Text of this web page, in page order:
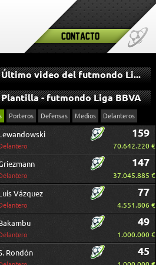
Contacto
Último video del futmondo Liga BBVA
Plantilla - futmondo Liga BBVA
Porteros Defensas Medios Delanteros
159
70.642.220 €
147
37.045.885 €
Vázquez 77
4.551.806 €
49
1.000.000 €
Rondón 45